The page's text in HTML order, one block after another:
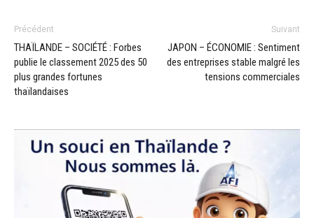
Précédent
THAÏLANDE – SOCIÉTÉ : Forbes
publie le classement 2025 des 50
plus grandes fortunes
thaïlandaises
Suivant
JAPON – ÉCONOMIE : Sentiment
des entreprises stable malgré les
tensions commerciales